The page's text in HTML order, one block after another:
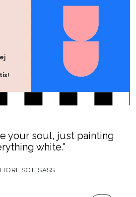
your soul, just painting
white."
SOTTSASS